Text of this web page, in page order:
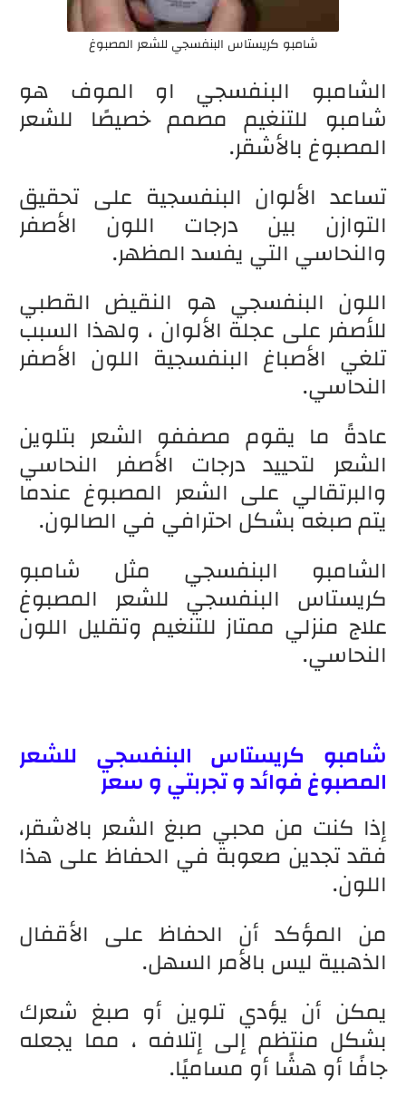
شامبو كريستاس البنفسجي للشعر المصبوغ
الشامبو البنفسجي او الموف هو
شامبو للتنغيم مصمم خصيصًا للشعر
المصبوغ بالأشقر.
تساعد الألوان البنفسجية على تحقيق
التوازن بين درجات اللون الأصفر
والنحاسي التي يفسد المظهر.
اللون البنفسجي هو النقيض القطبي
للأصفر على عجلة الألوان ، ولهذا السبب
تلغي الأصباغ البنفسجية اللون الأصفر
النحاسي.
عادةً ما يقوم مصففو الشعر بتلوين
الشعر لتحييد درجات الأصفر النحاسي
والبرتقالي على الشعر المصبوغ عندما
يتم صبغه بشكل احترافي في الصالون.
الشامبو البنفسجي مثل شامبو
كريستاس البنفسجي للشعر المصبوغ
علاج منزلي ممتاز للتنغيم وتقليل اللون
النحاسي.
شامبو كريستاس البنفسجي للشعر
المصبوغ فوائد و تجربتي و سعر
إذا كنت من محبي صبغ الشعر بالاشقر،
فقد تجدين صعوبة في الحفاظ على هذا
اللون.
من المؤكد أن الحفاظ على الأقفال
الذهبية ليس بالأمر السهل.
يمكن أن يؤدي تلوين أو صبغ شعرك
بشكل منتظم إلى إتلافه ، مما يجعله
جافًا أو هشًا أو مساميًا.